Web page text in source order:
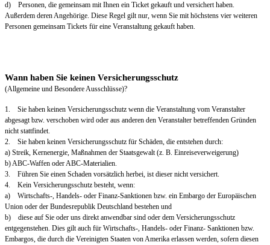
d) Personen, die gemeinsam mit Ihnen ein Ticket gekauft und versichert haben.
Außerdem deren Angehörige. Diese Regel gilt nur, wenn Sie mit höchstens vier weiteren
Personen gemeinsam Tickets für eine Veranstaltung gekauft haben.
Wann haben Sie keinen Versicherungsschutz
(Allgemeine und Besondere Ausschlüsse)?
1. Sie haben keinen Versicherungsschutz wenn die Veranstaltung vom Veranstalter
abgesagt bzw. verschoben wird oder aus anderen den Veranstalter betreffenden Gründen
nicht stattfindet.
2. Sie haben keinen Versicherungsschutz für Schäden, die entstehen durch:
a) Streik, Kernenergie, Maßnahmen der Staatsgewalt (z. B. Einreiseverweigerung)
b) ABC-Waffen oder ABC-Materialien.
3. Führen Sie einen Schaden vorsätzlich herbei, ist dieser nicht versichert.
4. Kein Versicherungsschutz besteht, wenn:
a) Wirtschafts-, Handels- oder Finanz-Sanktionen bzw. ein Embargo der Europäischen
Union oder der Bundesrepublik Deutschland bestehen und
b) diese auf Sie oder uns direkt anwendbar sind oder dem Versicherungsschutz
entgegenstehen. Dies gilt auch für Wirtschafts-, Handels- oder Finanz- Sanktionen bzw.
Embargos, die durch die Vereinigten Staaten von Amerika erlassen werden, sofern diesen